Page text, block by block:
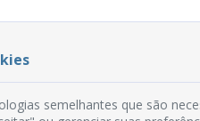
semelhantes que são